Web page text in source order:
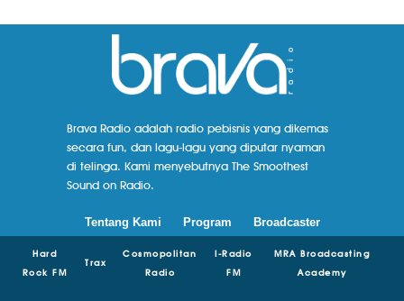
Brava Radio adalah radio pebisnis yang dikemas
secara fun, dan lagu-lagu yang diputar nyaman
di telinga. Kami menyebutnya The Smoothest
Sound on Radio.
Tentang Kami Program Broadcaster
Hard
Rock FM
Trax
Cosmopolitan
Radio
I-Radio
FM
MRA Broadcasting
Academy